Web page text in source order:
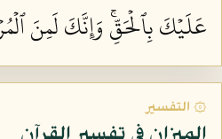
عَلَيۡكَ بِٱلۡحَقِّۚ وَإِنَّكَ لَمِنَ
۞ التفسير